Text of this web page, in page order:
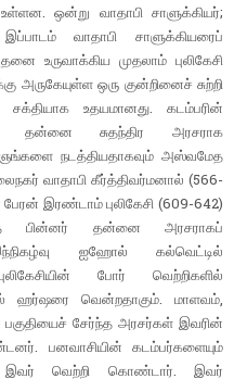
ஒன்று வாதாபி சாளுக்கியர்;
வாதாபி சாளுக்கியரைப்
உருவாக்கிய முதலாம் புலிகேசி
அருகேயுள்ள ஒரு குன்றினைச் சுற்றி
உதயமானது. கடம்பரின்
தன்னை சுதந்திர அரசராக
நடத்தியதாகவும் அஸ்வமேத
வாதாபி கீர்த்திவர்மனால் (566-
பேரன் இரண்டாம் புலிகேசி (609-642)
பின்னர் தன்னை அரசராகப்
ஐஹோல் கல்வெட்டில்
போர் வெற்றிகளில்
ஹர்ஷரை வென்றதாகும். மாளவம்,
சேர்ந்த அரசர்கள் இவரின்
பனவாசியின் கடம்பர்களையும்
இவர் வெற்றி கொண்டார். இவர்